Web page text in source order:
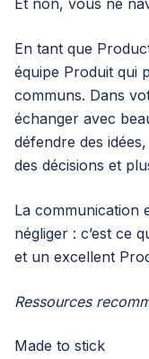
En tant que
équipe Produit qui
communs. Dans
échanger avec
défendre des
des décisions et
La communication
négliger : c’est ce
et un excellent
Ressources
Made to stick